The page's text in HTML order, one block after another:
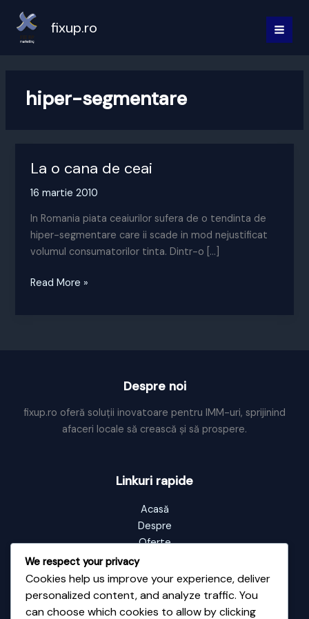
content
fixup.ro
hiper-segmentare
La o cana de ceai
16 martie 2010
In Romania piata ceaiurilor sufera de o tendinta de
hiper-segmentare care ii scade in mod nejustificat
volumul consumatorilor tinta. Dintr-o […]
La
Read More »
Despre noi
fixup.ro oferă soluții inovatoare pentru IMM-uri, sprijinind
afaceri locale să crească și să prospere.
Linkuri rapide
Acasă
Despre
Oferte
Portofoliu
Blog
Contact
We respect your privacy
Cookies help us improve your experience, deliver
personalized content, and analyze traffic. You
can choose which cookies to allow by clicking